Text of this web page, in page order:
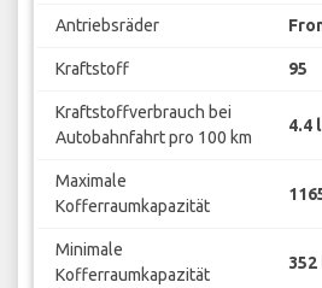
Antriebsräder
Kraftstoff 95
Kraftstoffverbrauch bei
Autobahnfahrt pro 100 km
4.4 l
Maximale
Kofferraumkapazität
Minimale
Kofferraumkapazität
352